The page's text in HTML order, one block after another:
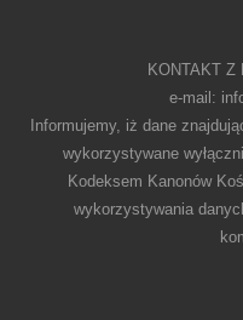
KONTAKT Z
e-mail:
Informujemy, iż dane
wykorzystywane
Kodeksem Kanonów
wykorzystywania